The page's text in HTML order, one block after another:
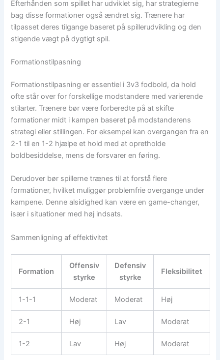
Efterhånden som spillet har udviklet sig, har strategierne
bag disse formationer også ændret sig. Trænere har
tilpasset deres tilgange baseret på spillerudvikling og den
stigende vægt på dygtigt spil.
Formationstilpasning
Formationstilpasning er essentiel i 3v3 fodbold, da hold
ofte står over for forskellige modstandere med varierende
stilarter. Trænere bør være forberedte på at skifte
formationer midt i kampen baseret på modstanderens
strategi eller stillingen. For eksempel kan overgangen fra en
2-1 til en 1-2 hjælpe et hold med at opretholde
boldbesiddelse, mens de forsvarer en føring.
Derudover bør spillerne trænes til at forstå flere
formationer, hvilket muliggør problemfrie overgange under
kampene. Denne alsidighed kan være en game-changer,
især i situationer med høj indsats.
Sammenligning af effektivitet
Formation
Offensiv
styrke
Defensiv
styrke
Fleksibilitet
1-1-1 Moderat Moderat Høj
2-1 Høj Lav Moderat
1-2 Lav Høj Moderat